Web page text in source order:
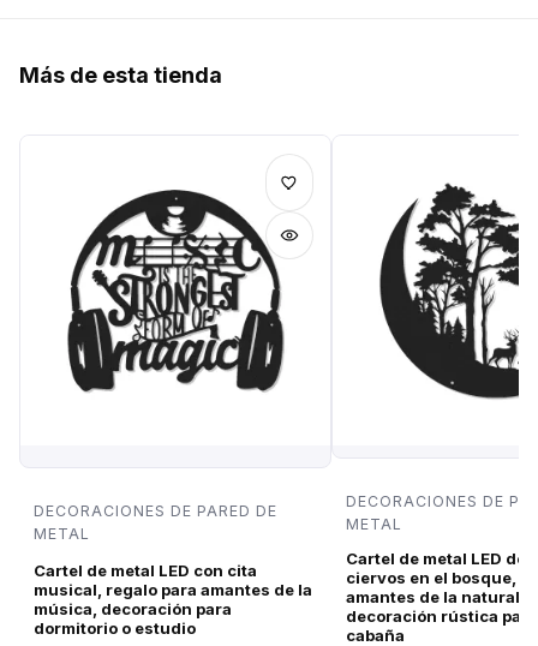
Más de esta tienda
DECORACIONES DE PARED DE
METAL
Cartel de metal LED con cita
musical, regalo para amantes de la
música, decoración para
dormitorio o estudio
DECORACIONES DE
METAL
Cartel de metal LED de
ciervos en el bosque,
amantes de la
decoración rústica
cabaña